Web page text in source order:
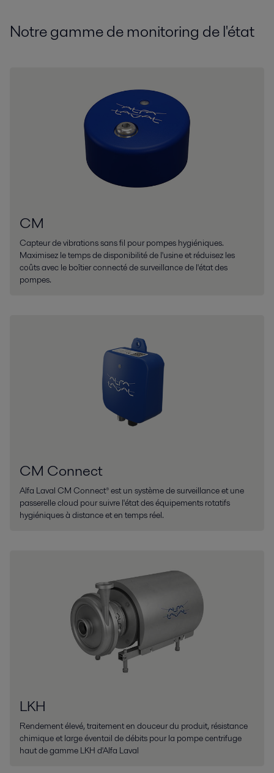
Notre gamme de monitoring de l'état
CM
Capteur de vibrations sans fil pour pompes hygiéniques.
Maximisez le temps de disponibilité de l'usine et réduisez les
coûts avec le boîtier connecté de surveillance de l'état des
pompes.
CM Connect
Alfa Laval CM Connect® est un système de surveillance et une
passerelle cloud pour suivre l'état des équipements rotatifs
hygiéniques à distance et en temps réel.
LKH
Rendement élevé, traitement en douceur du produit, résistance
chimique et large éventail de débits pour la pompe centrifuge
haut de gamme LKH d'Alfa Laval